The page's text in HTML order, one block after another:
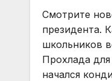
Смотрите
президента.
школьников
Прохлада
начался